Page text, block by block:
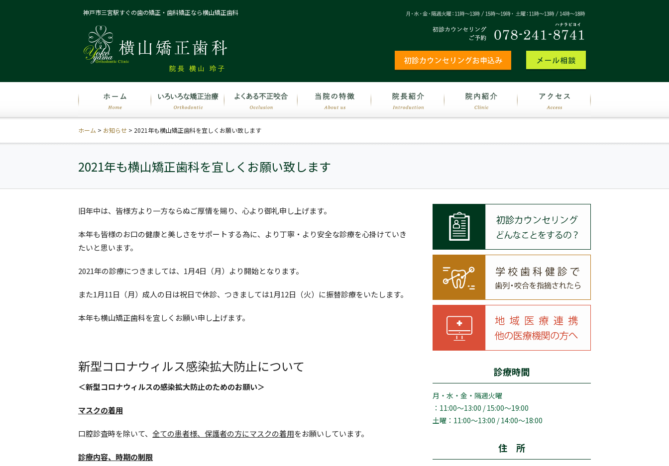
神戸市三宮駅すぐの歯の矯正・歯科矯正なら横山矯正歯科
ホーム > お知らせ > 2021年も横山矯正歯科を宜しくお願い致します
2021年も横山矯正歯科を宜しくお願い致します
旧年中は、皆様方より一方ならぬご厚情を賜り、心より御礼申し上げます。
本年も皆様のお口の健康と美しさをサポートする為に、より丁寧・より安全な診療を心掛けていき
たいと思います。
2021年の診療につきましては、1月4日（月）より開始となります。
また1月11日（月）成人の日は祝日で休診、つきましては1月12日（火）に振替診療をいたします。
本年も横山矯正歯科を宜しくお願い申し上げます。
新型コロナウィルス感染拡大防止について
＜新型コロナウィルスの感染拡大防止のためのお願い＞
マスクの着用
口腔診査時を除いて、 全ての患者様、保護者の方にマスクの着用をお願いしています。
診療内容、時期の制限
診療時間
月・水・金・隔週火曜
：11:00～13:00 / 15:00～19:00
土曜：11:00～13:00 / 14:00～18:00
住 所